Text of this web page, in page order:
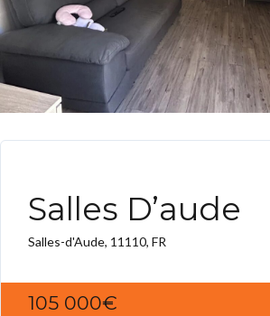
Salles D’aude
Salles-d'Aude, 11110, FR
105 000€